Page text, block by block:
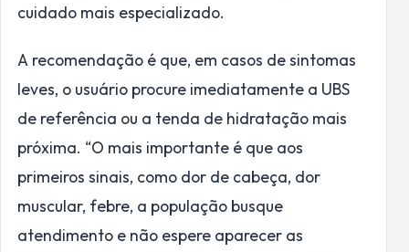
cuidado mais especializado.
A recomendação é que, em casos de sintomas
leves, o usuário procure imediatamente a UBS
de referência ou a tenda de hidratação mais
próxima. “O mais importante é que aos
primeiros sinais, como dor de cabeça, dor
muscular, febre, a população busque
atendimento e não espere aparecer as